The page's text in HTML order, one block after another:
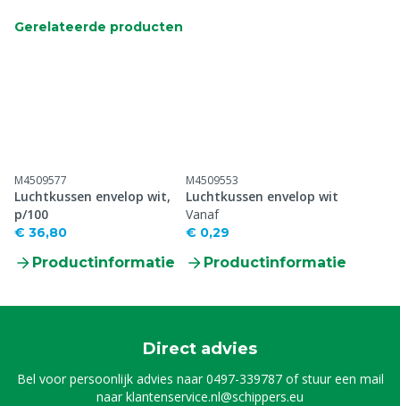
Gerelateerde producten
M4509577
Luchtkussen envelop wit,
p/100
€ 36,80
Productinformatie
M4509553
Luchtkussen envelop wit
Vanaf
€ 0,29
Productinformatie
Direct advies
Bel voor persoonlijk advies naar0497-339787of stuur een mail
naarklantenservice.nl@schippers.eu